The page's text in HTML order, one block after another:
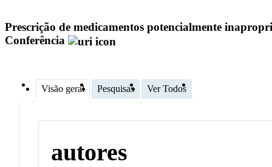
Prescrição de medicamentos potencialmente
Conferência
Visão geral Pesquisas Ver Todos
autores